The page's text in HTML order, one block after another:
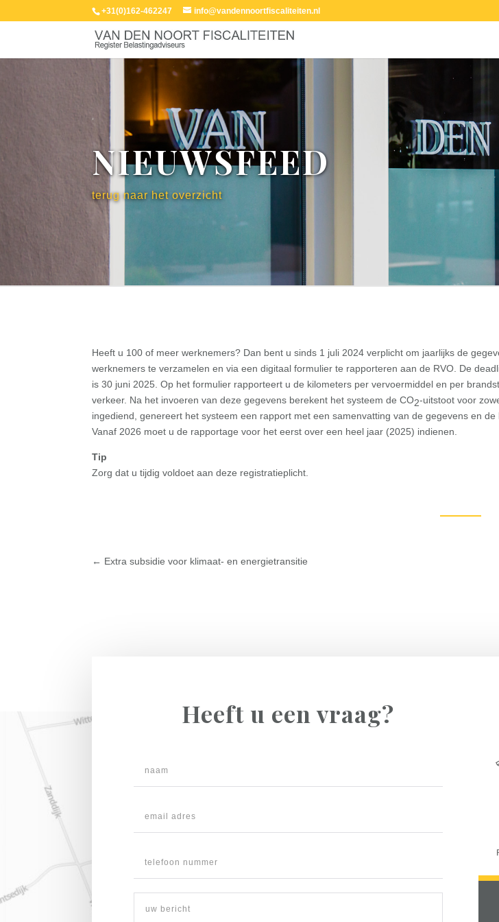
+31(0)162-462247 info@vandennoortfiscaliteiten.nl
NIEUWSFEED
terug naar het overzicht
Heeft u 100 of meer werknemers? Dan bent u sinds 1 juli 2024 verplicht om jaarlijks de
werknemers te verzamelen en via een digitaal formulier te rapporteren aan de RVO. De
is 30 juni 2025. Op het formulier rapporteert u de kilometers per vervoermiddel en per
verkeer. Na het invoeren van deze gegevens berekent het systeem de CO2-uitstoot voor
ingediend, genereert het systeem een rapport met een samenvatting van de gegevens en de
Vanaf 2026 moet u de rapportage voor het eerst over een heel jaar (2025) indienen.
Tip
Zorg dat u tijdig voldoet aan deze registratieplicht.
← Extra subsidie voor klimaat- en energietransitie
Heeft u een vraag?